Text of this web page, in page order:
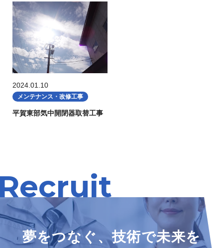
2024.01.10
メンテナンス・改修工事
平賀東部気中開閉器取替工事
夢をつなぐ、技術で未来を